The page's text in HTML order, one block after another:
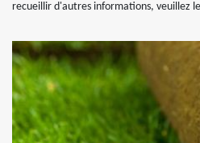
recueillir d'autres informations, veuillez